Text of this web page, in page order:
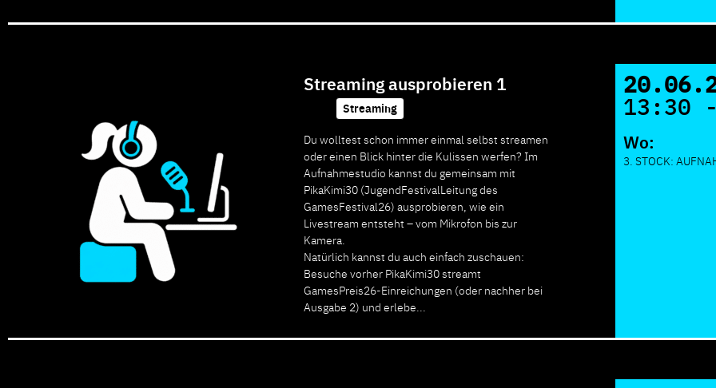
Streaming ausprobieren 1
Streaming
Du wolltest schon immer einmal selbst streamen
oder einen Blick hinter die Kulissen werfen? Im
Aufnahmestudio kannst du gemeinsam mit
PikaKimi30 (JugendFestivalLeitung des
GamesFestival26) ausprobieren, wie ein
Livestream entsteht – vom Mikrofon bis zur
Kamera.
Natürlich kannst du auch einfach zuschauen:
Besuche vorher PikaKimi30 streamt
GamesPreis26-Einreichungen (oder nachher bei
Ausgabe 2) und erlebe...
13:30
Wo:
3. STOCK: